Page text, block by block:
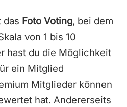
das Foto Voting, bei dem
von 1 bis 10
hast du die Möglichkeit
ein Mitglied
Mitglieder können
hat. Andererseits